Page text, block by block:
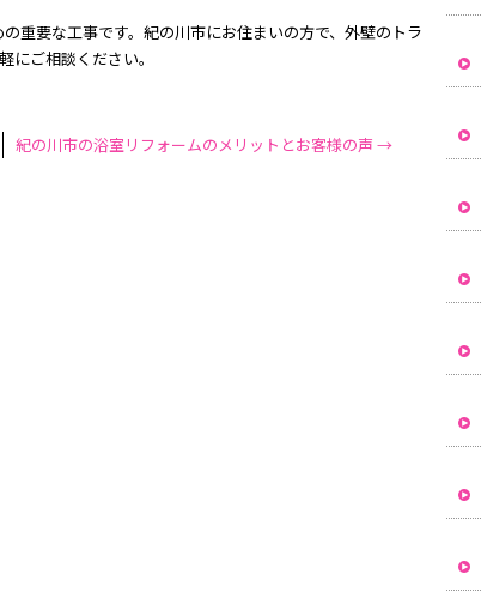
重要な工事です。紀の川市にお住まいの方で、外壁のトラ
ご相談ください。
紀の川市の浴室リフォームのメリットとお客様の声 →